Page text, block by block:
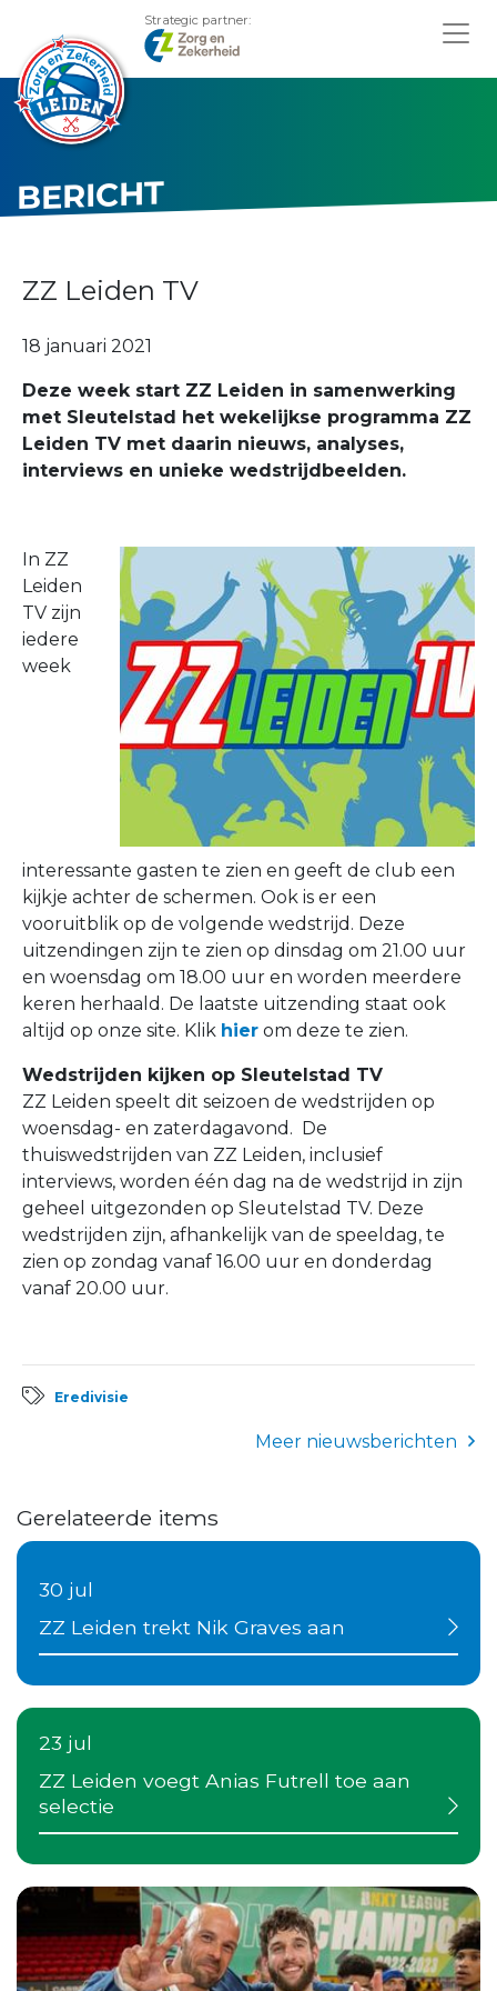
Strategic partner:
BERICHT
ZZ Leiden TV
18 januari 2021
Deze week start ZZ Leiden in samenwerking
met Sleutelstad het wekelijkse programma ZZ
Leiden TV met daarin nieuws, analyses,
interviews en unieke wedstrijdbeelden.
In ZZ
Leiden
TV zijn
iedere
week
interessante gasten te zien en geeft de club een
kijkje achter de schermen. Ook is er een
vooruitblik op de volgende wedstrijd. Deze
uitzendingen zijn te zien op dinsdag om 21.00 uur
en woensdag om 18.00 uur en worden meerdere
keren herhaald. De laatste uitzending staat ook
altijd op onze site. Klik hier om deze te zien.
Wedstrijden kijken op Sleutelstad TV
ZZ Leiden speelt dit seizoen de wedstrijden op
woensdag- en zaterdagavond. De
thuiswedstrijden van ZZ Leiden, inclusief
interviews, worden één dag na de wedstrijd in zijn
geheel uitgezonden op Sleutelstad TV. Deze
wedstrijden zijn, afhankelijk van de speeldag, te
zien op zondag vanaf 16.00 uur en donderdag
vanaf 20.00 uur.
Eredivisie
Meer nieuwsberichten
Gerelateerde items
30 jul
ZZ Leiden trekt Nik Graves aan
23 jul
ZZ Leiden voegt Anias Futrell toe aan
selectie